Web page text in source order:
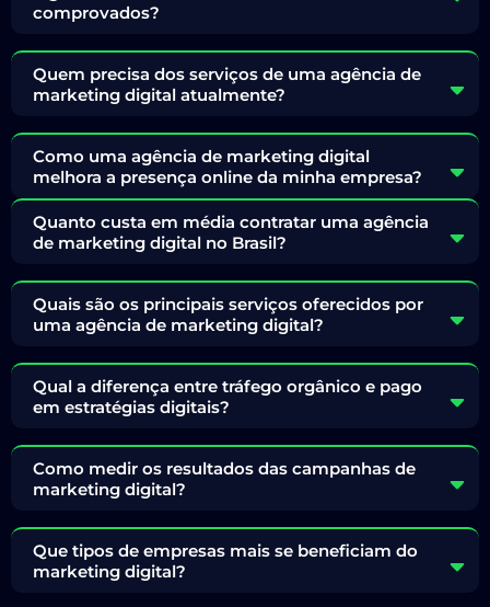
comprovados?
Quem precisa dos serviços de uma agência de
marketing digital atualmente?
Como uma agência de marketing digital
melhora a presença online da minha empresa?
Quanto custa em média contratar uma agência
de marketing digital no Brasil?
Quais são os principais serviços oferecidos por
uma agência de marketing digital?
Qual a diferença entre tráfego orgânico e pago
em estratégias digitais?
Como medir os resultados das campanhas de
marketing digital?
Que tipos de empresas mais se beneficiam do
marketing digital?